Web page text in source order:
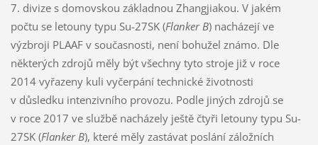
7. divize s domovskou základnou Zhangjiakou. V jakém
počtu se letouny typu Su-27SK (Flanker B) nacházejí ve
výzbroji PLAAF v současnosti, není bohužel známo. Dle
některých zdrojů měly být všechny tyto stroje již v roce
2014 vyřazeny kuli vyčerpání technické životnosti
v důsledku intenzivního provozu. Podle jiných zdrojů se
v roce 2017 ve službě nacházely ještě čtyři letouny typu Su-
27SK (Flanker B), které měly zastávat poslání záložních